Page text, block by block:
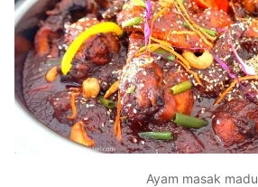
Ayam masak madu